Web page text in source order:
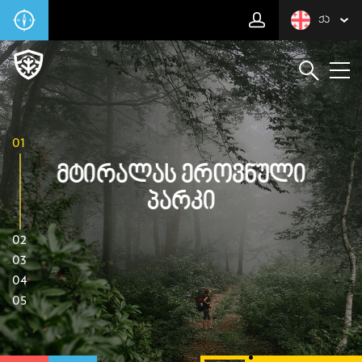
ᲥᲐ
01
02
03
04
05
Მტირალას Ეროვნული
Პარკი